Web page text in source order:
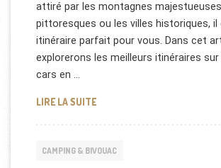
attiré par les montagnes
pittoresques ou les villes historiques, il
itinéraire parfait pour vous. Dans cet
explorerons les meilleurs itinéraires
cars en …
LIRE LA SUITELES MEILLEURS
CAMPING & BIVOUAC